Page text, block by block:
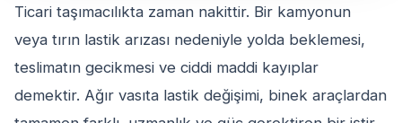
Ticari taşımacılıkta zaman nakittir. Bir kamyonun
veya tırın lastik arızası nedeniyle yolda beklemesi,
teslimatın gecikmesi ve ciddi maddi kayıplar
demektir. Ağır vasıta lastik değişimi, binek araçlardan